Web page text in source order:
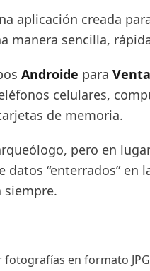
aplicación creada
manera sencilla,
Androide para
celulares,
de memoria.
pero en
datos “enterrados” en
siempre.
en formato